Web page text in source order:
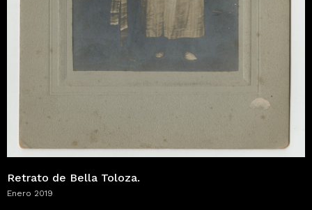
Retrato de Bella Toloza.
Enero 2019